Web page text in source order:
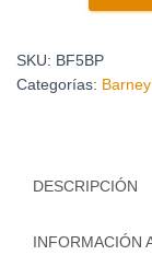
SKU: BF5BP
Categorías:
DESCRIPCIÓN
INFORMACIÓN